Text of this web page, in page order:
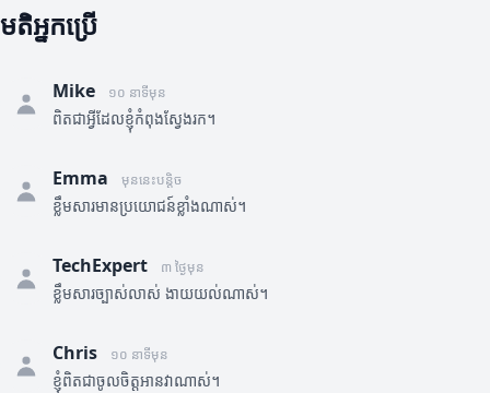
មតិអ្នកប្រើ
Mike ១០ នាទីមុន
ពិតជាអ្វីដែលខ្ញុំកំពុងស្វែងរក។
Emma មុននេះបន្តិច
ខ្លឹមសារមានប្រយោជន៍ខ្លាំងណាស់។
TechExpert ៣ ថ្ងៃមុន
ខ្លឹមសារច្បាស់លាស់ ងាយយល់ណាស់។
Chris ១០ នាទីមុន
ខ្ញុំពិតជាចូលចិត្តអានវាណាស់។